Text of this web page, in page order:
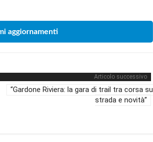
aggiornamenti
Articolo successivo
“Gardone Riviera: la gara di trail tra corsa su
strada e novità”